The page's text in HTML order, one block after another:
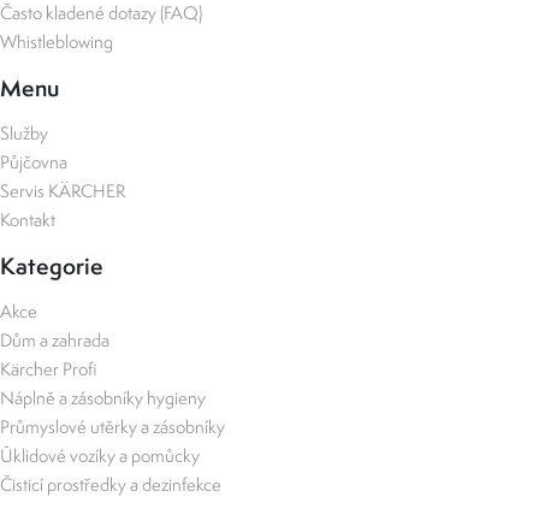
Často kladené dotazy (FAQ)
Whistleblowing
Menu
Služby
Půjčovna
Servis KÄRCHER
Kontakt
Kategorie
Akce
Dům a zahrada
Kärcher Profi
Náplně a zásobníky hygieny
Průmyslové utěrky a zásobníky
Úklidové vozíky a pomůcky
Čisticí prostředky a dezinfekce